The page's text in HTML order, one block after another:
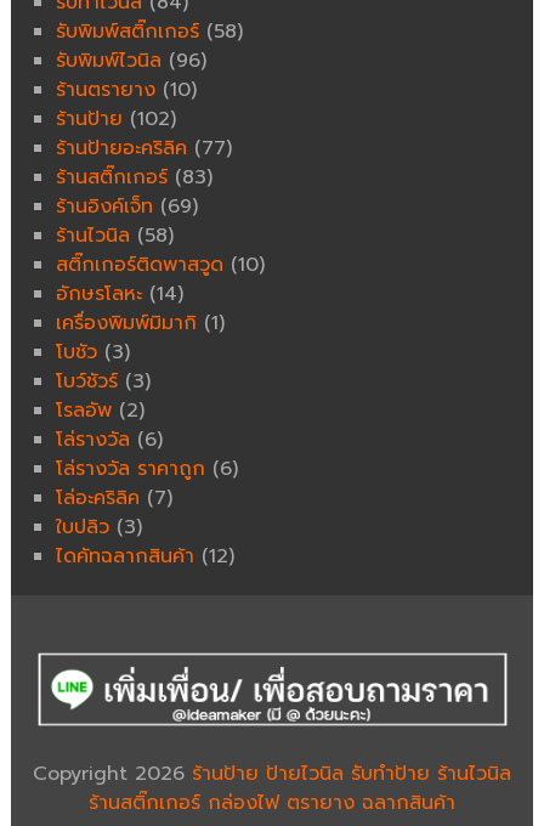
รับพิมพ์สติ๊กเกอร์ (58)
รับพิมพ์ไวนิล (96)
ร้านตรายาง (10)
ร้านป้าย (102)
ร้านป้ายอะคริลิค (77)
ร้านสติ๊กเกอร์ (83)
ร้านอิงค์เจ็ท (69)
ร้านไวนิล (58)
สติ๊กเกอร์ติดพาสวูด (10)
อักษรโลหะ (14)
เครื่องพิมพ์มิมากิ (1)
โบชัว (3)
โบว์ชัวร์ (3)
โรลอัพ (2)
โล่รางวัล (6)
โล่รางวัล ราคาถูก (6)
โล่อะคริลิค (7)
ใบปลิว (3)
ไดคัทฉลากสินค้า (12)
Copyright 2026 ร้านป้าย ป้ายไวนิล รับทำป้าย ร้านไวนิล
ร้านสติ๊กเกอร์ กล่องไฟ ตรายาง ฉลากสินค้า